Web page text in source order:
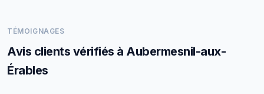
TÉMOIGNAGES
Avis clients vérifiés à Aubermesnil-aux-
Érables